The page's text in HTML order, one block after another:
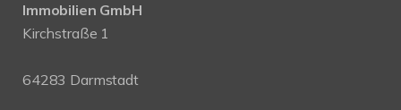
Immobilien GmbH
Kirchstraße 1
64283 Darmstadt